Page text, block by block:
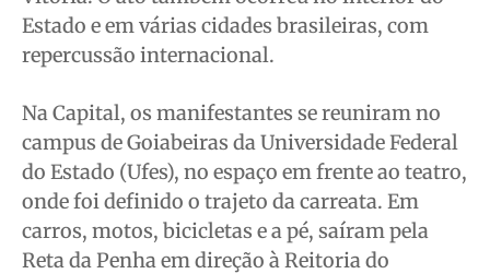
Estado e em várias cidades brasileiras, com
repercussão internacional.
Na Capital, os manifestantes se reuniram no
campus de Goiabeiras da Universidade Federal
do Estado (Ufes), no espaço em frente ao teatro,
onde foi definido o trajeto da carreata. Em
carros, motos, bicicletas e a pé, saíram pela
Reta da Penha em direção à Reitoria do